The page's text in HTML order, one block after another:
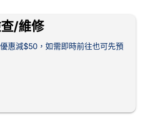
/維修
惠減$50，如需即時前往也可先預